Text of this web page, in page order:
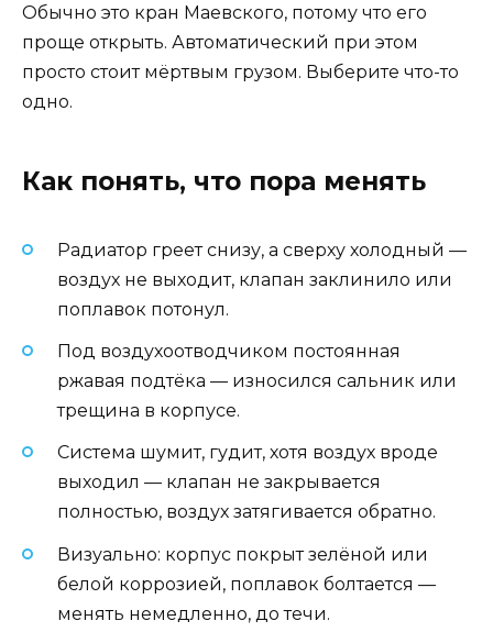
Обычно это кран Маевского, потому что его
проще открыть. Автоматический при этом
просто стоит мёртвым грузом. Выберите что-то
одно.
Как понять, что пора менять
Радиатор греет снизу, а сверху холодный —
воздух не выходит, клапан заклинило или
поплавок потонул.
Под воздухоотводчиком постоянная
ржавая подтёка — износился сальник или
трещина в корпусе.
Система шумит, гудит, хотя воздух вроде
выходил — клапан не закрывается
полностью, воздух затягивается обратно.
Визуально: корпус покрыт зелёной или
белой коррозией, поплавок болтается —
менять немедленно, до течи.